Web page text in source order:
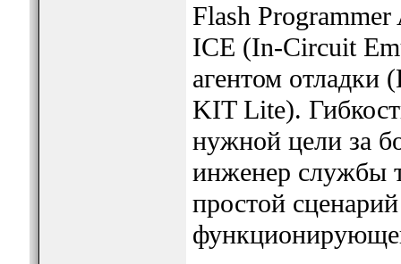
Flash
ICE (In-Circuit
агентом отладки
KIT Lite).
нужной цели за
инженер службы
простой